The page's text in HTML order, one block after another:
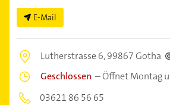
E-Mail
Lutherstrasse 6,99867 Gotha
Geschlossen –Öffnet Montag
03621 86 56 65